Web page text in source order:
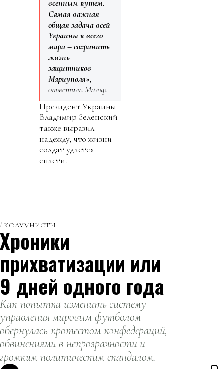
военным путем.
Самая важная
общая задача всей
Украины и всего
мира – сохранить
жизнь
защитников
Мариуполя», –
отметила Маляр.
Президент Украины
Владимир Зеленский
также выразил
надежду, что жизни
солдат удастся
спасти.
КОЛУМНИСТЫ
Хроники
прихватизации или
9 дней одного года
Как попытка изменить систему
управления мировым футболом
обернулась протестом конфедераций,
обвинениями в непрозрачности и
громким политическим скандалом.